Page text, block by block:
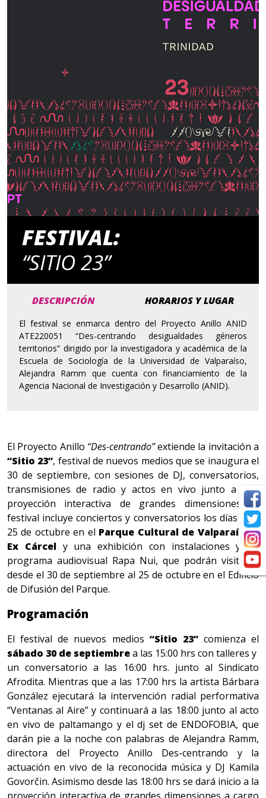
FESTIVAL:
“SITIO 23”
DESCRIPCIÓN HORARIOS Y LUGAR
El festival se enmarca dentro del Proyecto Anillo ANID
ATE220051 “Des-centrando desigualdades géneros
territorios” dirigido por la investigadora y académica de la
Escuela de Sociología de la Universidad de Valparaíso,
Alejandra Ramm que cuenta con financiamiento de la
Agencia Nacional de Investigación y Desarrollo (ANID).
El Proyecto Anillo “Des-centrando”extiende la invitación a
“Sitio 23”, festival de nuevos medios que se inaugura el
30 de septiembre, con sesiones de DJ, conversatorios,
transmisiones de radio y actos en vivo junto a una
proyección interactiva de grandes dimensiones. El
festival incluye conciertos y conversatorios los días 12 y
25 de octubre en el Parque Cultural de Valparaíso –
Ex Cárcely una exhibición con instalaciones y un
programa audiovisual Rapa Nui, que podrán visitarse
desde el 30 de septiembre al 25 de octubre en el Edificio
de Difusión del Parque.
Programación
El festival de nuevos medios “Sitio 23”comienza el
sábado 30 de septiembrea las 15:00 hrs con talleres y
un conversatorio a las 16:00 hrs. junto al Sindicato
Afrodita. Mientras que a las 17:00 hrs la artista Bárbara
González ejecutará la intervención radial performativa
“Ventanas al Aire” y continuará a las 18:00 junto al acto
en vivo de paltamango y el dj set de ENDOFOBIA, que
darán pie a la noche con palabras de Alejandra Ramm,
directora del Proyecto Anillo Des-centrando y la
actuación en vivo de la reconocida música y DJ Kamila
Govorčin. Asimismo desde las 18:00 hrs se dará inicio a la